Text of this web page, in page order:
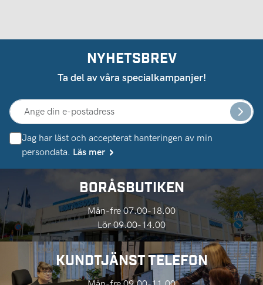
NYHETSBREV
Ta del av våra specialkampanjer!
Jag har läst och accepterat hanteringen av min
persondata. Läs mer
BORÅSBUTIKEN
Mån-fre 07.00-18.00
Lör 09.00-14.00
KUNDTJÄNST TELEFON